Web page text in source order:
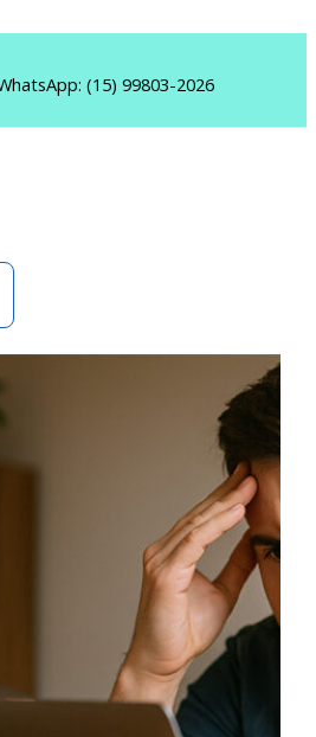
(15) 99803-2026